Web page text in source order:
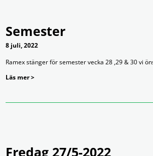
Semester
8 juli, 2022
Ramex stänger för semester vecka 28 ,29 & 30 vi
Läs mer >
Fredag 27/5-2022